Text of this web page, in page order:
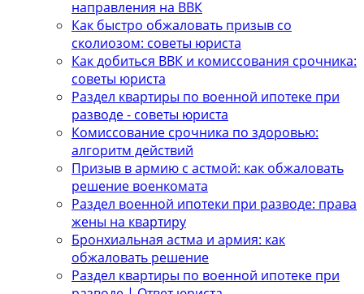
направления на ВВК
Как быстро обжаловать призыв со
сколиозом: советы юриста
Как добиться ВВК и комиссования срочника:
советы юриста
Раздел квартиры по военной ипотеке при
разводе - советы юриста
Комиссование срочника по здоровью:
алгоритм действий
Призыв в армию с астмой: как обжаловать
решение военкомата
Раздел военной ипотеки при разводе: права
жены на квартиру
Бронхиальная астма и армия: как
обжаловать решение
Раздел квартиры по военной ипотеке при